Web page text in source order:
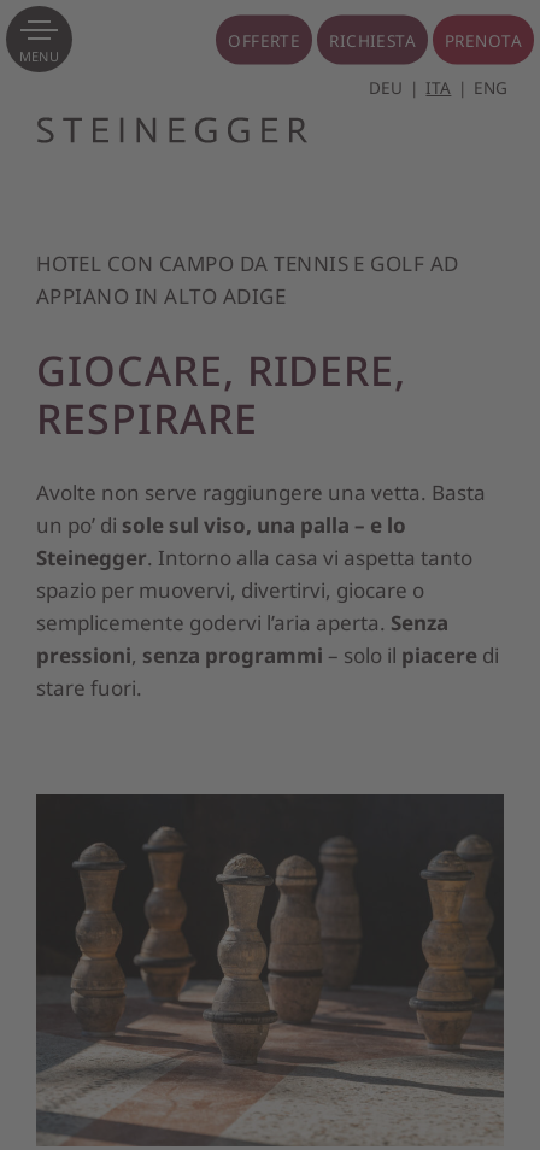
MENU
OFFERTE RICHIESTA PRENOTA
DEU ITA ENG
HOTEL CON CAMPO DA TENNIS E GOLF AD
APPIANO IN ALTO ADIGE
GIOCARE, RIDERE,
RESPIRARE
Avolte non serve raggiungere una vetta. Basta
un po’ di sole sul viso, una palla – e lo
Steinegger. Intorno alla casa vi aspetta tanto
spazio per muovervi, divertirvi, giocare o
semplicemente godervi l’aria aperta. Senza
pressioni, senza programmi – solo il piacere di
stare fuori.